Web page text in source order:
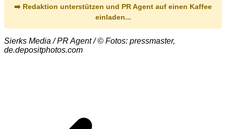
➡️ Redaktion unterstützen und PR Agent auf einen Kaffee
einladen...
Sierks Media / PR Agent / © Fotos: pressmaster,
de.depositphotos.com